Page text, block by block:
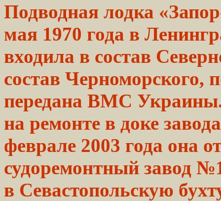
Подводная лодка
мая 1970 года в
входила в состав
состав Черноморского,
передана ВМС
на ремонте в доке
феврале 2003 года она
судоремонтный завод
в Севастопольскую